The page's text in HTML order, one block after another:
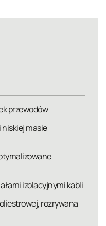
przewodów
niskiej masie
izolacyjnymi kabli
rozrywana